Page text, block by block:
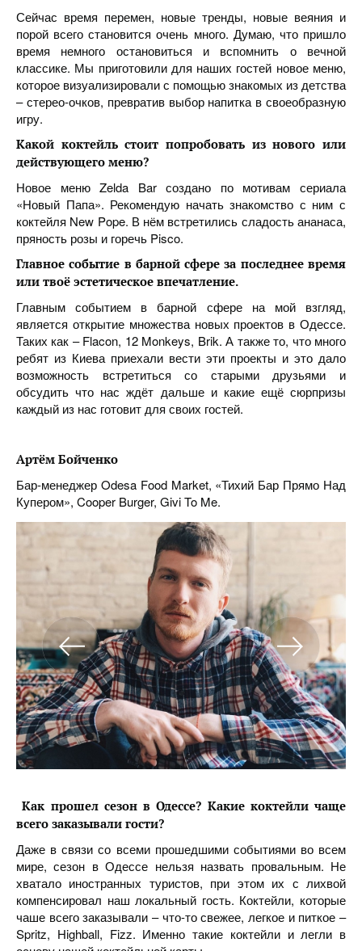
Сейчас время перемен, новые тренды, новые веяния и
порой всего становится очень много. Думаю, что пришло
время немного остановиться и вспомнить о вечной
классике. Мы приготовили для наших гостей новое меню,
которое визуализировали с помощью знакомых из детства
– стерео-очков, превратив выбор напитка в своеобразную
игру.
Какой коктейль стоит попробовать из нового или
действующего меню?
Новое меню Zelda Bar создано по мотивам сериала
«Новый Папа». Рекомендую начать знакомство с ним с
коктейля New Pope. В нём встретились сладость ананаса,
пряность розы и горечь Pisco.
Главное событие в барной сфере за последнее время
или твоё эстетическое впечатление.
Главным событием в барной сфере на мой взгляд,
является открытие множества новых проектов в Одессе.
Таких как – Flacon, 12 Monkeys, Brik. А также то, что много
ребят из Киева приехали вести эти проекты и это дало
возможность встретиться со старыми друзьями и
обсудить что нас ждёт дальше и какие ещё сюрпризы
каждый из нас готовит для своих гостей.
Артём Бойченко
Бар-менеджер Odesa Food Market, «Тихий Бар Прямо Над
Купером», Cooper Burger, Givi To Me.
Как прошел сезон в Одессе? Какие коктейли чаще
всего заказывали гости?
Даже в связи со всеми прошедшими событиями во всем
мире, сезон в Одессе нельзя назвать провальным. Не
хватало иностранных туристов, при этом их с лихвой
компенсировал наш локальный гость. Коктейли, которые
чаше всего заказывали – что-то свежее, легкое и питкое –
Spritz, Highball, Fizz. Именно такие коктейли и легли в